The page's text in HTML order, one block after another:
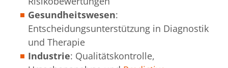
Gesundheitswesen:
Entscheidungsunterstützung in Diagnostik
und Therapie
Industrie: Qualitätskontrolle,